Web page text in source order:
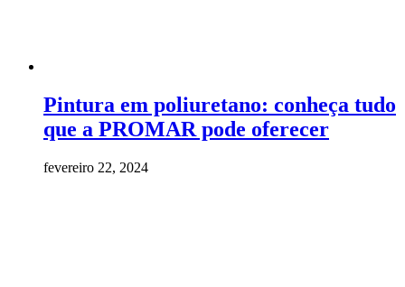
Pintura em poliuretano: conheça tudo
que a PROMAR pode oferecer
fevereiro 22, 2024